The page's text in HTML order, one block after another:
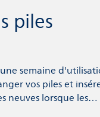
piles
semaine
vos piles et
neuves lorsque les